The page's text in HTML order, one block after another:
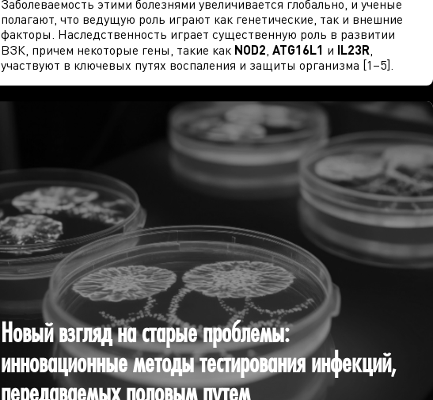
Заболеваемость этими болезнями увеличивается глобально, и ученые
полагают, что ведущую роль играют как генетические, так и внешние
факторы. Наследственность играет существенную роль в развитии
ВЗК, причем некоторые гены, такие как NOD2, ATG16L1 и IL23R,
участвуют в ключевых путях воспаления и защиты организма [1–5].
Новый взгляд на старые проблемы:
инновационные методы тестирования инфекций,
передаваемых половым путем